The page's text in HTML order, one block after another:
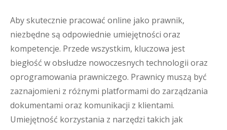
Aby skutecznie pracować online jako prawnik,
niezbędne są odpowiednie umiejętności oraz
kompetencje. Przede wszystkim, kluczowa jest
biegłość w obsłudze nowoczesnych technologii oraz
oprogramowania prawniczego. Prawnicy muszą być
zaznajomieni z różnymi platformami do zarządzania
dokumentami oraz komunikacji z klientami.
Umiejętność korzystania z narzędzi takich jak